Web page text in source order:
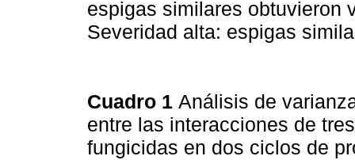
espigas similares obtuvieron
Severidad alta: espigas
Cuadro 1 Análisis de
entre las interacciones de
fungicidas en dos ciclos de